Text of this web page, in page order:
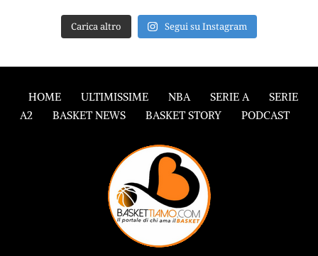
Carica altro Segui su Instagram
HOME ULTIMISSIME NBA SERIE A
SERIE
A2
BASKET NEWS BASKET STORY PODCAST